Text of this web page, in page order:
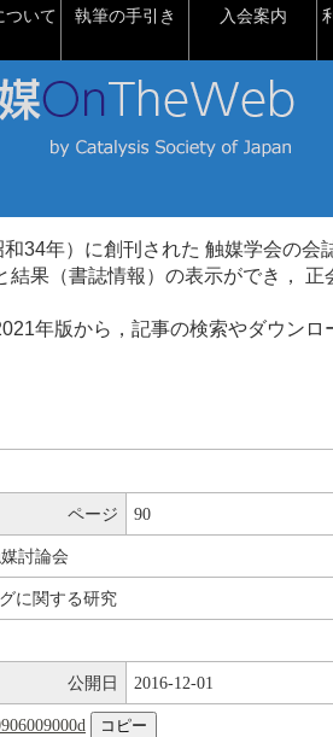
ついて 執筆の手引き 入会案内
34年）に創刊された 触媒学会の会
果（書誌情報）の表示ができ，
年版から，記事の検索やダウンロ
ページ 90
討論会
に関する研究
公開日 2016-12-01